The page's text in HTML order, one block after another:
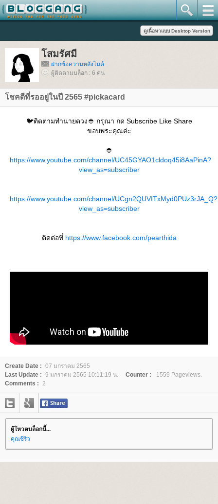
สมรัศมี
ฝากข้อความหลังไมค์
ผู้ติดตามบล็อก : 6 คน
ชคดีที่รออยู่ในปี 2565 #pickacard
🐦ติดตามทำนายดวง👲 กรุณา กด Subscribe Like Share
ขอบพระคุณค่ะ
👲
https://www.youtube.com/channel/UC45GYAO1cldoq45i8AaPinA?
view_as=subscriber
https://www.youtube.com/channel/UCgn2QUVITxMyd0PUz3rJA_Q?
view_as=subscriber
ติดต่อที่https://www.facebook.com/pearthida​
Create Date : 07 มกราคม 2565
Last Update : 9 มกราคม 2565 10:11:19 น. Counter :
1559 Pageviews.
Comments : 2
ผู้โหวตบล็อกนี้...
คุณชีริว